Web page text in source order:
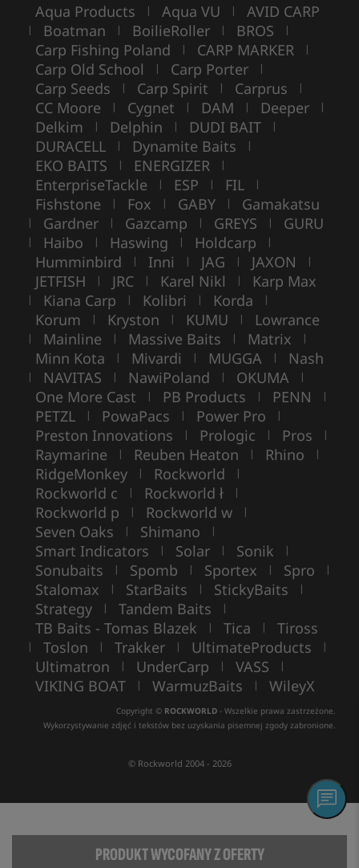
PRODUKT WYCOFANY Z OFERTY
Aqua Products | Aqua VU | AVID CARP
| Boatman | BoilieRoller | BROS |
Carp Fishing Poland | CARP MARKER |
Carp Old School | Carp Porter |
Carp Seeds | Carp Spirit | Carprus |
CC Moore | Cygnet | DAM | Deeper |
Delkim | Delphin | DUDI BAIT |
DURACELL | Dynamite Baits |
EKO BAITS | ENERGIZER |
EnterpriseTackle | ESP | FIL |
Fishstone | Fox | GABY | Gamakatsu
| Gardner | Gazcamp | GREYS | GURU
| Haibo | Haswing | Holdcarp |
Humminbird | Inni | JAG | JAXON |
JETFISH | JRC | Karel Nikl | Karp Max
| Kiana Carp | Kolibri | Korda |
Korum | Kryston | KUMU | Lowrance
| Mainline | Massive Baits | Matrix |
Minn Kota | Mivardi | MUGGA | Nash
| NAVITAS | NawiPoland | OKUMA |
One More Cast | PB Products | PENN |
PETZL | PowaPacs | Power Pro |
Preston Innovations | Prologic | Pros |
Raymarine | Reuben Heaton | Rhino |
RidgeMonkey | Rockworld |
Rockworld c | Rockworld ł |
Rockworld p | Rockworld w |
Seven Oaks | Shimano |
Smart Indicators | Solar | Sonik |
Sonubaits | Spomb | Sportex | Spro |
Stalomax | StarBaits | StickyBaits |
Strategy | Tandem Baits |
TB Baits - Tomas Blazek | Tica | Tiross
| Toslon | Trakker | UltimateProducts |
Ultimatron | UnderCarp | VASS |
VIKING BOAT | WarmuzBaits | WileyX
Copyright © ROCKWORLD - Wszelkie prawa zastrzeżone.
Wykorzystywanie zdjęć i tekstów bez uzyskania pisemnej zgody zabronione.
© Rockworld 2004 - 2026